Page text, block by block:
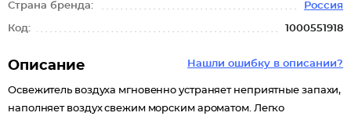
Страна бренда: Россия
Код: 1000551918
Нашли ошибку в описании?
Описание
Освежитель воздуха мгновенно устраняет неприятные запахи,
наполняет воздух свежим морским ароматом. Легко